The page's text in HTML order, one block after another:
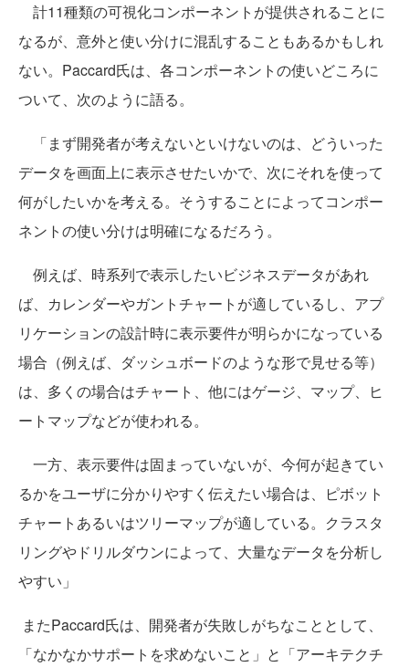
計11種類の可視化コンポーネントが提供されることに
なるが、意外と使い分けに混乱することもあるかもしれ
ない。Paccard氏は、各コンポーネントの使いどころに
ついて、次のように語る。
「まず開発者が考えないといけないのは、どういった
データを画面上に表示させたいかで、次にそれを使って
何がしたいかを考える。そうすることによってコンポー
ネントの使い分けは明確になるだろう。
例えば、時系列で表示したいビジネスデータがあれ
ば、カレンダーやガントチャートが適しているし、アプ
リケーションの設計時に表示要件が明らかになっている
場合（例えば、ダッシュボードのような形で見せる等）
は、多くの場合はチャート、他にはゲージ、マップ、ヒ
ートマップなどが使われる。
一方、表示要件は固まっていないが、今何が起きてい
るかをユーザに分かりやすく伝えたい場合は、ピボット
チャートあるいはツリーマップが適している。クラスタ
リングやドリルダウンによって、大量なデータを分析し
やすい」
またPaccard氏は、開発者が失敗しがちなこととして、
「なかなかサポートを求めないこと」と「アーキテクチ